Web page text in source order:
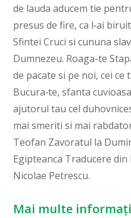
de lauda aducem tie
presus de fire, ca l‑ai
Sfintei Cruci si cununa
Dumnezeu. Roaga-te
de pacate si pe noi, cei ce
Bucura‑te, sfanta
ajutorul tau cel
mai smeriti si mai
Teofan Zavoratul la
Egipteanca Traducere
Nicolae Petrescu.
Mai multe